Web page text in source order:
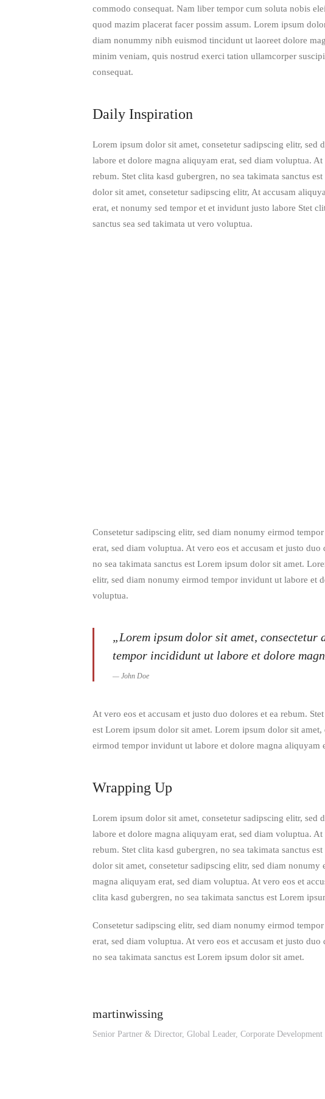
commodo consequat. Nam liber tempor cum soluta nobis
quod mazim placerat facer possim assum. Lorem ipsum
diam nonummy nibh euismod tincidunt ut laoreet dolore
minim veniam, quis nostrud exerci tation ullamcorper
consequat.
Daily Inspiration
Lorem ipsum dolor sit amet, consetetur sadipscing elitr,
labore et dolore magna aliquyam erat, sed diam voluptua.
rebum. Stet clita kasd gubergren, no sea takimata sanctus
dolor sit amet, consetetur sadipscing elitr, At accusam
erat, et nonumy sed tempor et et invidunt justo labore Stet
sanctus sea sed takimata ut vero voluptua.
Consetetur sadipscing elitr, sed diam nonumy eirmod
erat, sed diam voluptua. At vero eos et accusam et justo
no sea takimata sanctus est Lorem ipsum dolor sit amet.
elitr, sed diam nonumy eirmod tempor invidunt ut labore et
voluptua.
„Lorem ipsum dolor sit amet, consectetur
tempor incididunt ut labore et dolore
John Doe
At vero eos et accusam et justo duo dolores et ea rebum.
est Lorem ipsum dolor sit amet. Lorem ipsum dolor sit
eirmod tempor invidunt ut labore et dolore magna aliquyam
Wrapping Up
Lorem ipsum dolor sit amet, consetetur sadipscing elitr,
labore et dolore magna aliquyam erat, sed diam voluptua.
rebum. Stet clita kasd gubergren, no sea takimata sanctus
dolor sit amet, consetetur sadipscing elitr, sed diam
magna aliquyam erat, sed diam voluptua. At vero eos et
clita kasd gubergren, no sea takimata sanctus est Lorem
Consetetur sadipscing elitr, sed diam nonumy eirmod
erat, sed diam voluptua. At vero eos et accusam et justo
no sea takimata sanctus est Lorem ipsum dolor sit amet.
martinwissing
Senior Partner & Director, Global Leader, Corporate Development